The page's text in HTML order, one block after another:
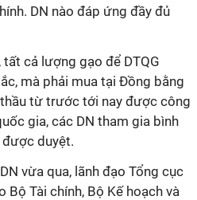
DN nào đáp ứng đầy đủ
cả lượng gạo để DTQG
mà phải mua tại Đồng bằng
từ trước tới nay được công
gia, các DN tham gia bình
được duyệt.
vừa qua, lãnh đạo Tổng cục
Bộ Tài chính, Bộ Kế hoạch và